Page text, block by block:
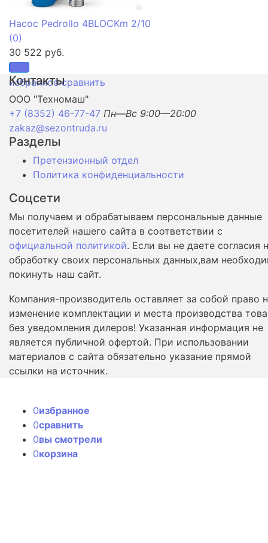
избранное сравнить
Насос Pedrollo 4BLOCKm 2/10
(0)
30 522 руб.
Контакты
ООО "Техномаш"
+7 (8352) 46-77-47 Пн—Вс 9:00—20:00
zakaz@sezontruda.ru
Разделы
Претензионный отдел
Политика конфиденциальности
Соцсети
Мы получаем и обрабатываем персональные данные
посетителей нашего сайта в соответствии с
официальной политикой. Если вы не даете согласия
обработку своих персональных данных,вам
покинуть наш сайт.
Компания-производитель оставляет за собой право
изменение комплектации и места производства
без уведомления дилеров! Указанная информация не
является публичной офертой. При использовании
материалов с сайта обязательно указание прямой
ссылки на источник.
0избранное
0сравнить
0вы смотрели
0корзина